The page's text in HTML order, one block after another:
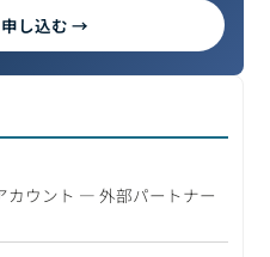
し込む →
カウント ― 外部パートナー